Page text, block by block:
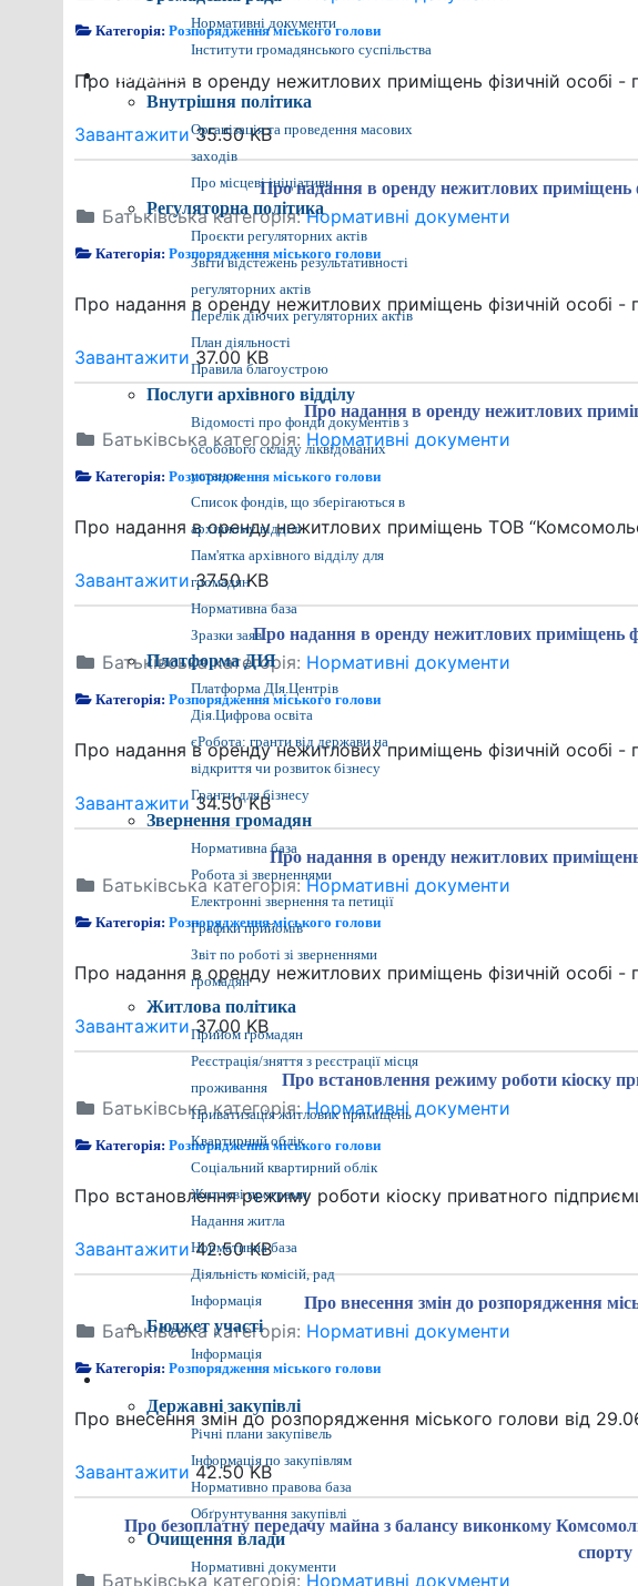
Нормативні документи
Інститути громадянського суспільства
Громадянам
Внутрішня політика
Організація та проведення масових
заходів
Про місцеві ініціативи
Регуляторна політика
Проєкти регуляторних актів
Звіти відстежень результативності
регуляторних актів
Перелік діючих регуляторних актів
План діяльності
Правила благоустрою
Послуги архівного відділу
Відомості про фонди документів з
особового складу ліквідованих
установ
Список фондів, що зберігаються в
архівному відділі
Пам'ятка архівного відділу для
громадян
Нормативна база
Зразки заяв
Платформа ДІЯ
Платформа ДІя.Центрів
Дія.Цифрова освіта
єРобота: гранти від держави на
відкриття чи розвиток бізнесу
Гранти для бізнесу
Звернення громадян
Нормативна база
Робота зі зверненнями
Електронні звернення та петиції
Графіки прийомів
Звіт по роботі зі зверненнями
громадян
Житлова політика
Прийом громадян
Реєстрація/зняття з реєстрації місця
проживання
Приватизація житлових приміщень
Квартирний облік
Соціальний квартирний облік
Житлові програми
Надання житла
Нормативна база
Діяльність комісій, рад
Інформація
Бюджет участі
Інформація
Прозора влада
Державні закупівлі
Річні плани закупівель
Інформація по закупівлям
Нормативно правова база
Обґрунтування закупівлі
Очищення влади
Нормативні документи
Категорія:Розпорядження міського голови
Про надання в оренду нежитлових приміщень фізичній особі -
Завантажити35.50 KB
Про надання в оренду нежитлових приміщень
Батьківська категорія:Нормативні документи
Категорія:Розпорядження міського голови
Про надання в оренду нежитлових приміщень фізичній особі
Завантажити 37.00 KB
Про надання в оренду нежитлових
Батьківська категорія: Нормативні документи
Категорія:Розпорядження міського голови
Про надання в оренду нежитлових приміщень ТОВ
Завантажити37.50 KB
Про надання в оренду нежитлових приміщень
Батьківська категорія: Нормативні документи
Категорія:Розпорядження міського голови
Про надання в оренду нежитлових приміщень фізичній особі
Завантажити34.50 KB
Про надання в оренду нежитлових
Батьківська категорія:Нормативні документи
Категорія:Розпорядження міського голови
Про надання в оренду нежитлових приміщень фізичній особі
Завантажити37.00 KB
Про встановлення режиму роботи кіоску
Батьківська категорія:Нормативні документи
Категорія:Розпорядження міського голови
Про встановлення режиму роботи кіоску приватного
Завантажити42.50 KB
Про внесення змін до розпорядження
Батьківська категорія: Нормативні документи
Категорія:Розпорядження міського голови
Про внесення змін до розпорядження міського голови від
Завантажити42.50 KB
Про безоплатну передачу майна з балансу виконкому
спорту
Батьківська категорія: Нормативні документи